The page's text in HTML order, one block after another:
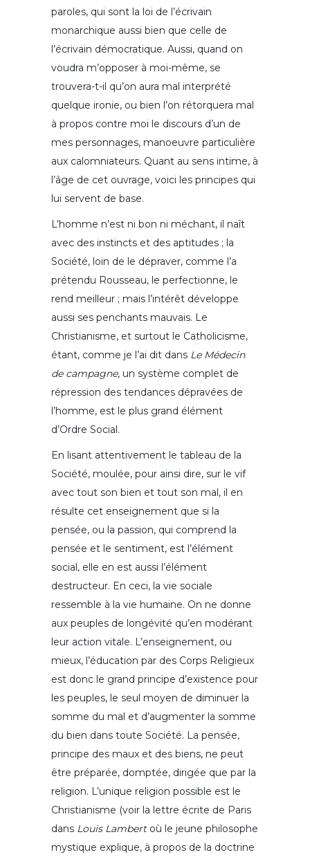
paroles, qui sont la loi de l’écrivain
monarchique aussi bien que celle de
l’écrivain démocratique. Aussi, quand on
voudra m’opposer à moi-même, se
trouvera-t-il qu’on aura mal interprété
quelque ironie, ou bien l’on rétorquera mal
à propos contre moi le discours d’un de
mes personnages, manoeuvre particulière
aux calomniateurs. Quant au sens intime, à
l’âge de cet ouvrage, voici les principes qui
lui servent de base.
L’homme n’est ni bon ni méchant, il naît
avec des instincts et des aptitudes ; la
Société, loin de le dépraver, comme l’a
prétendu Rousseau, le perfectionne, le
rend meilleur ; mais l’intérêt développe
aussi ses penchants mauvais. Le
Christianisme, et surtout le Catholicisme,
étant, comme je l’ai dit dans Le Médecin
de campagne, un système complet de
répression des tendances dépravées de
l’homme, est le plus grand élément
d’Ordre Social.
En lisant attentivement le tableau de la
Société, moulée, pour ainsi dire, sur le vif
avec tout son bien et tout son mal, il en
résulte cet enseignement que si la
pensée, ou la passion, qui comprend la
pensée et le sentiment, est l’élément
social, elle en est aussi l’élément
destructeur. En ceci, la vie sociale
ressemble à la vie humaine. On ne donne
aux peuples de longévité qu’en modérant
leur action vitale. L’enseignement, ou
mieux, l’éducation par des Corps Religieux
est donc le grand principe d’existence pour
les peuples, le seul moyen de diminuer la
somme du mal et d’augmenter la somme
du bien dans toute Société. La pensée,
principe des maux et des biens, ne peut
être préparée, domptée, dirigée que par la
religion. L’unique religion possible est le
Christianisme (voir la lettre écrite de Paris
dans Louis Lambertoù le jeune philosophe
mystique explique, à propos de la doctrine